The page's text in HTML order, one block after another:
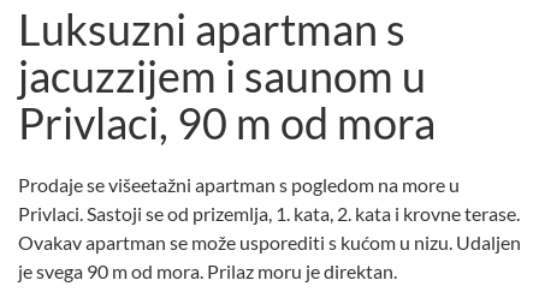
Luksuzni apartman s
jacuzzijem i saunom u
Privlaci, 90 m od mora
Prodaje se višeetažni apartman s pogledom na more u
Privlaci. Sastoji se od prizemlja, 1. kata, 2. kata i krovne terase.
Ovakav apartman se može usporediti s kućom u nizu. Udaljen
je svega 90 m od mora. Prilaz moru je direktan.